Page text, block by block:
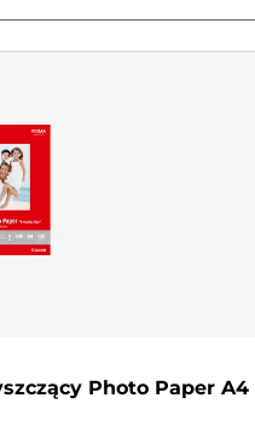
Photo Paper A4